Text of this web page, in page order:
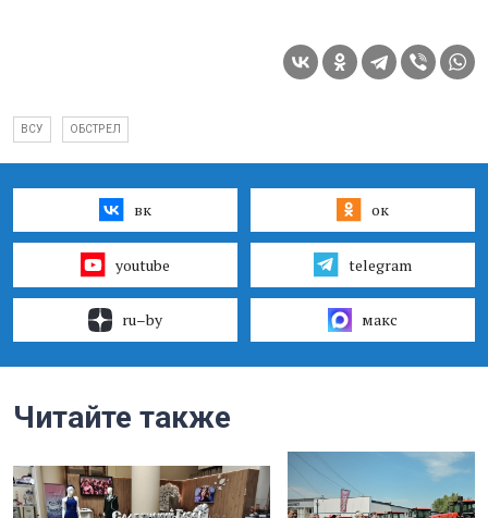
ВСУ ОБСТРЕЛ
вк ок
youtube telegram
ru–by макс
Читайте также